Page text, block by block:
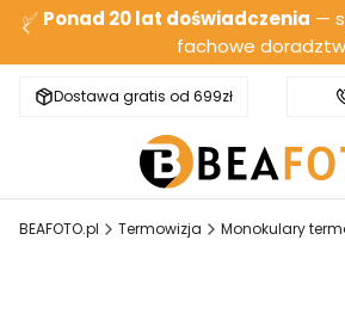
✅ Ponad 20 lat doświadczenia —
fachowe
Dostawa gratis od 699zł
BEAFOTO.pl Termowizja Monokulary